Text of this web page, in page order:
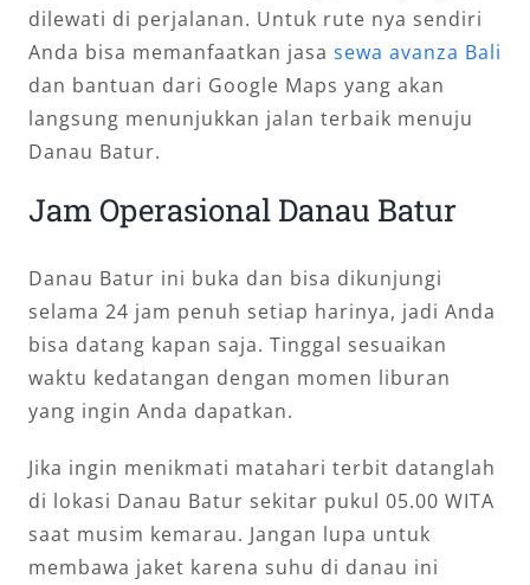
dilewati di perjalanan. Untuk rute nya sendiri
Anda bisa memanfaatkan jasa sewa avanza Bali
dan bantuan dari Google Maps yang akan
langsung menunjukkan jalan terbaik menuju
Danau Batur.
Jam Operasional Danau Batur
Danau Batur ini buka dan bisa dikunjungi
selama 24 jam penuh setiap harinya, jadi Anda
bisa datang kapan saja. Tinggal sesuaikan
waktu kedatangan dengan momen liburan
yang ingin Anda dapatkan.
Jika ingin menikmati matahari terbit datanglah
di lokasi Danau Batur sekitar pukul 05.00 WITA
saat musim kemarau. Jangan lupa untuk
membawa jaket karena suhu di danau ini